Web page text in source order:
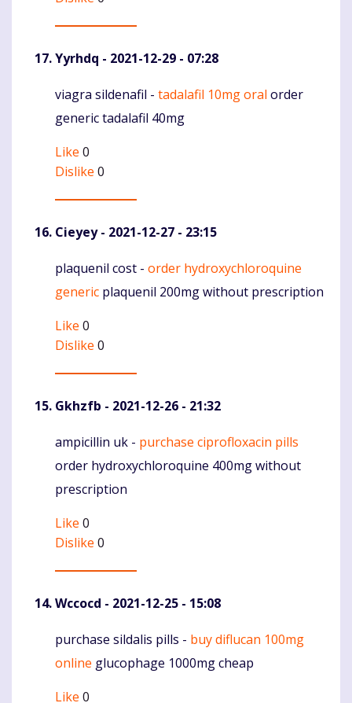
Yyrhdq - 2021-12-29 - 07:28
Komentaras
viagra sildenafil - tadalafil 10mg oral order
generic tadalafil 40mg
Like 0
Dislike 0
Cieyey- 2021-12-27 - 23:15
Komentaras
plaquenil cost - order hydroxychloroquine
generic plaquenil 200mg without prescription
Like 0
Dislike 0
Gkhzfb - 2021-12-26 - 21:32
Komentaras
ampicillin uk - purchase ciprofloxacin pills
order hydroxychloroquine 400mg without
prescription
Like 0
Dislike 0
Wccocd - 2021-12-25 - 15:08
Komentaras
purchase sildalis pills - buy diflucan 100mg
online glucophage 1000mg cheap
Like 0